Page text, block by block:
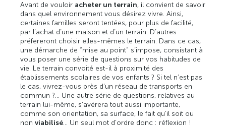
Avant de vouloir acheter un terrain, il convient de savoir
dans quel environnement vous désirez vivre. Ainsi,
certaines familles seront tentées, pour plus de facilité,
par l’achat d’une maison et d’un terrain. D’autres
préfereront choisir elles-mêmes le terrain. Dans ce cas,
une démarche de “mise au point” s’impose, consistant à
vous poser une série de questions sur vos habitudes de
vie. Le terrain convoité est-il à proximité des
établissements scolaires de vos enfants ? Si tel n’est pas
le cas, vivrez-vous près d’un réseau de transports en
commun ?... Une autre série de questions, relatives au
terrain lui-même, s’avérera tout aussi importante,
comme son orientation, sa surface, le fait qu’il soit ou
nonviabilisé… Un seul mot d’ordre donc : réflexion !